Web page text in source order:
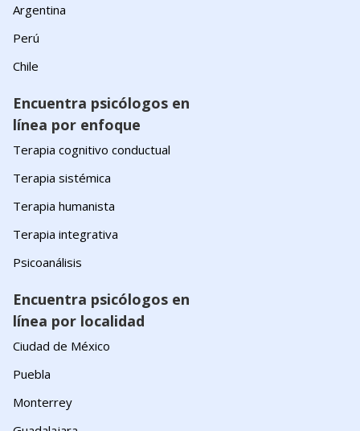
Argentina
Perú
Chile
Encuentra psicólogos en
línea por enfoque
Terapia cognitivo conductual
Terapia sistémica
Terapia humanista
Terapia integrativa
Psicoanálisis
Encuentra psicólogos en
línea por localidad
Ciudad de México
Puebla
Monterrey